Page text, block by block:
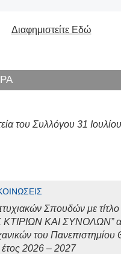
Διαφημιστείτε Εδώ
του Συλλόγου 31
Σπουδών με τίτλο
ΚΑΙ ΣΥΝΟΛΩΝ”
του Πανεπιστημίου
έτος 2026 – 2027